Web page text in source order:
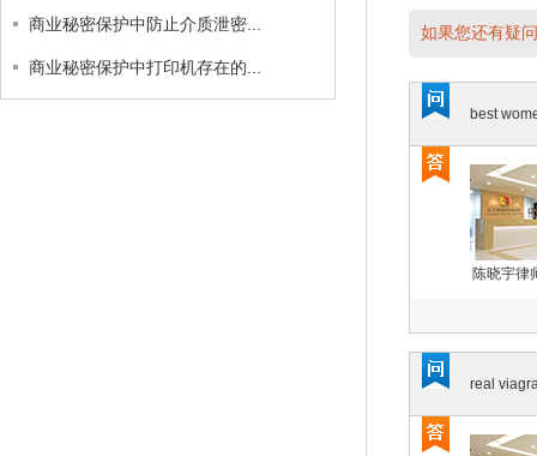
商业秘密保护中防止介质泄密...
商业秘密保护中打印机存在的...
如果您还有疑
best
陈晓宇律
real